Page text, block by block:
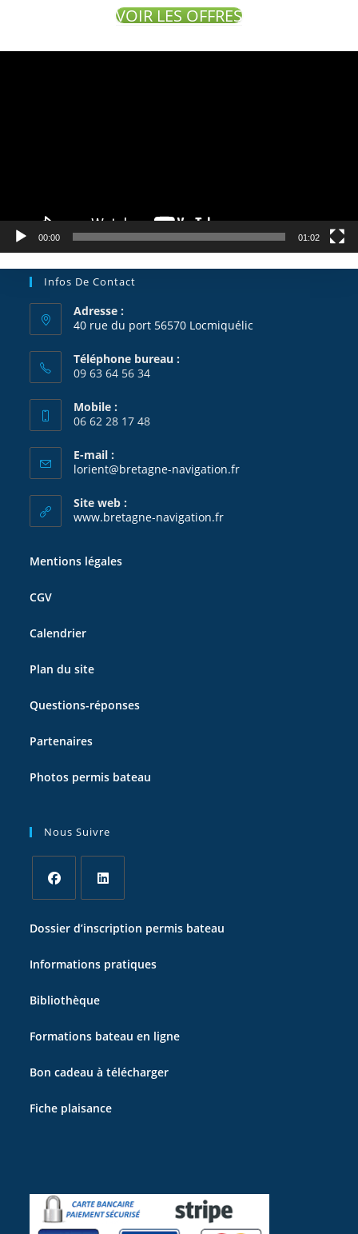
VOIR LES OFFRES
00:00 01:02
Infos De Contact
Adresse :
40 rue du port 56570 Locmiquélic
Téléphone bureau :
09 63 64 56 34
Mobile :
06 62 28 17 48
E-mail :
lorient@bretagne-navigation.frS’ouvre
Site web :
www.bretagne-navigation.fr
Mentions légales
CGV
Calendrier
Plan du site
Questions-réponses
Partenaires
Photos permis bateau
Nous Suivre
dans
nouvel
dans
nouvel
Dossier d’inscription permis bateau
Informations pratiques
Bibliothèque
Formations bateau en ligne
Bon cadeau à télécharger
Fiche plaisance